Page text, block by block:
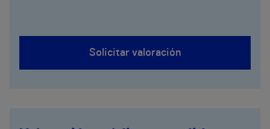
Solicitar valoración